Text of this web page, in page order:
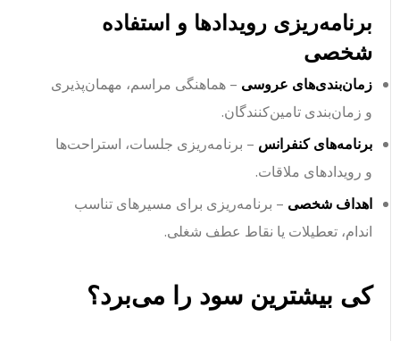
برنامه‌ریزی رویدادها و استفاده
شخصی
زمان‌بندی‌های عروسی– هماهنگی مراسم، مهمان‌پذیری
و زمان‌بندی تامین‌کنندگان.
برنامه‌های کنفرانس– برنامه‌ریزی جلسات، استراحت‌ها
و رویدادهای ملاقات.
اهداف شخصی– برنامه‌ریزی برای مسیرهای تناسب
اندام، تعطیلات یا نقاط عطف شغلی.
کی بیشترین سود را می‌برد؟